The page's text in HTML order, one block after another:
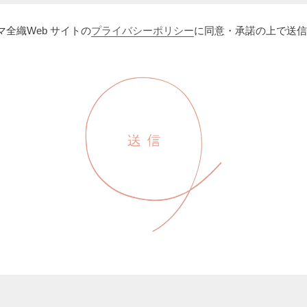
全織Web サイトのプライバシーポリシーに同意・承諾の上で送